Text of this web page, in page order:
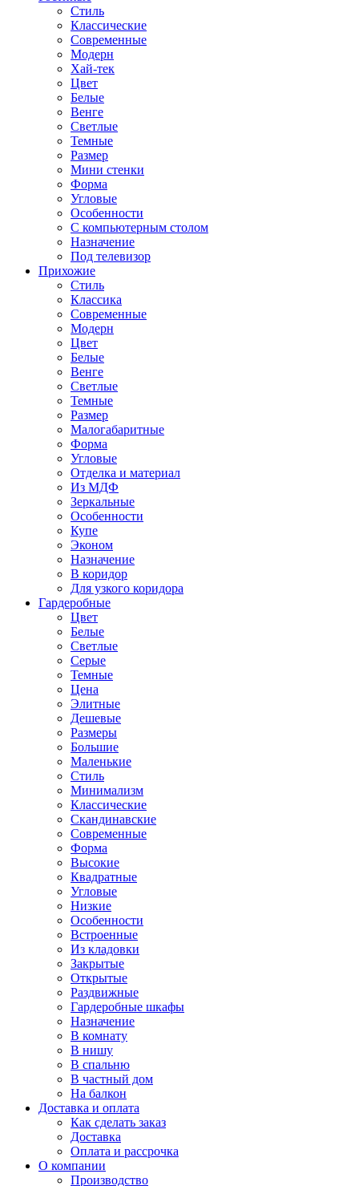
Стиль
Классические
Современные
Модерн
Хай-тек
Цвет
Белые
Венге
Светлые
Темные
Размер
Мини стенки
Форма
Угловые
Особенности
С компьютерным столом
Назначение
Под телевизор
Прихожие
Стиль
Классика
Современные
Модерн
Цвет
Белые
Венге
Светлые
Темные
Размер
Малогабаритные
Форма
Угловые
Отделка и материал
Из МДФ
Зеркальные
Особенности
Купе
Эконом
Назначение
В коридор
Для узкого коридора
Гардеробные
Цвет
Белые
Светлые
Серые
Темные
Цена
Элитные
Дешевые
Размеры
Большие
Маленькие
Стиль
Минимализм
Классические
Скандинавские
Современные
Форма
Высокие
Квадратные
Угловые
Низкие
Особенности
Встроенные
Из кладовки
Закрытые
Открытые
Раздвижные
Гардеробные шкафы
Назначение
В комнату
В нишу
В спальню
В частный дом
На балкон
Доставка и оплата
Как сделать заказ
Доставка
Оплата и рассрочка
О компании
Производство